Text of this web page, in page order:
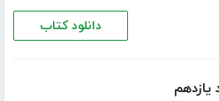
دانلود کتاب
یازدهم